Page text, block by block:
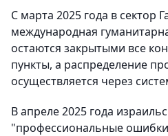
С марта 2025 года в сектор
международная
остаются закрытыми все
пункты, а распределение
осуществляется через
В апреле 2025 года
"профессиональные